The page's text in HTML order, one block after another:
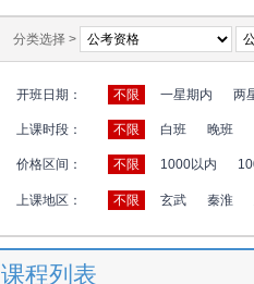
分类选择 >
开班日期： 不限 一星期内 两
上课时段： 不限 白班 晚班
价格区间： 不限 1000以内
上课地区： 不限 玄武 秦淮
课程列表